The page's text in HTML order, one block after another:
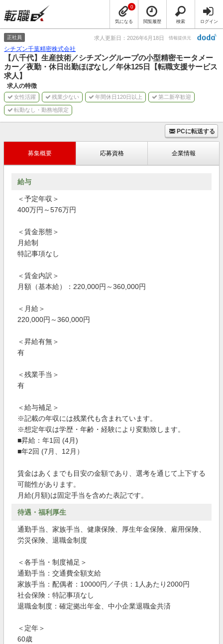
気になる
0
閲覧履歴 検索 ログイン
正社員 求人更新日：2026年6月18日 情報提供元
シチズン千葉精密株式会社
【八千代】生産技術／シチズングループの小型精密モータメー
カー／夜勤・休日出勤ほぼなし／年休125日【転職支援サービス
求人】
求人の特徴
女性活躍 残業少ない 年間休日120日以上 第二新卒歓迎
転勤なし・勤務地限定
PCに転送する
募集概要 応募資格 企業情報
給与
＜予定年収＞
400万円～576万円
＜賃金形態＞
月給制
特記事項なし
＜賃金内訳＞
月額（基本給）：220,000円～360,000円
＜月給＞
220,000円～360,000円
＜昇給有無＞
有
＜残業手当＞
有
＜給与補足＞
※記載の年収には残業代も含まれています。
※想定年収は学歴・年齢・経験により変動致します。
■昇給：年1回 (4月)
■年2回 (7月、12月）
賃金はあくまでも目安の金額であり、選考を通じて上下する
可能性があります。
月給(月額)は固定手当を含めた表記です。
待遇・福利厚生
通勤手当、家族手当、健康保険、厚生年金保険、雇用保険、
労災保険、退職金制度
＜各手当・制度補足＞
通勤手当：交通費全額支給
家族手当：配偶者：10000円／子供：1人あたり2000円
社会保険：特記事項なし
退職金制度：確定拠出年金、中小企業退職金共済
＜定年＞
60歳